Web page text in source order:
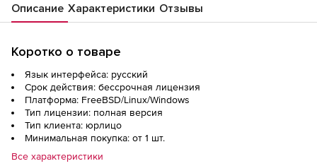
Описание Характеристики Отзывы
Коротко о товаре
Язык интерфейса: русский
Срок действия: бессрочная лицензия
Платформа: FreeBSD/Linux/Windows
Тип лицензии: полная версия
Тип клиента: юрлицо
Минимальная покупка: от 1 шт.
Все характеристики